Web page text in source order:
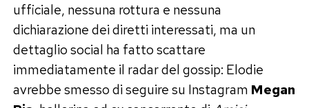
ufficiale, nessuna rottura e nessuna
dichiarazione dei diretti interessati, ma un
dettaglio social ha fatto scattare
immediatamente il radar del gossip: Elodie
avrebbe smesso di seguire su Instagram Megan